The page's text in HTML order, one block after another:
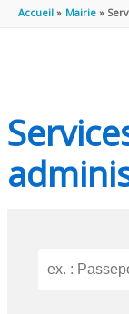
Accueil Mairie